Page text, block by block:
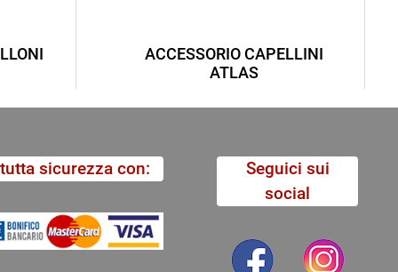
ACCESSORIO CAPELLINI
ATLAS
sicurezza con:
Seguici sui
social